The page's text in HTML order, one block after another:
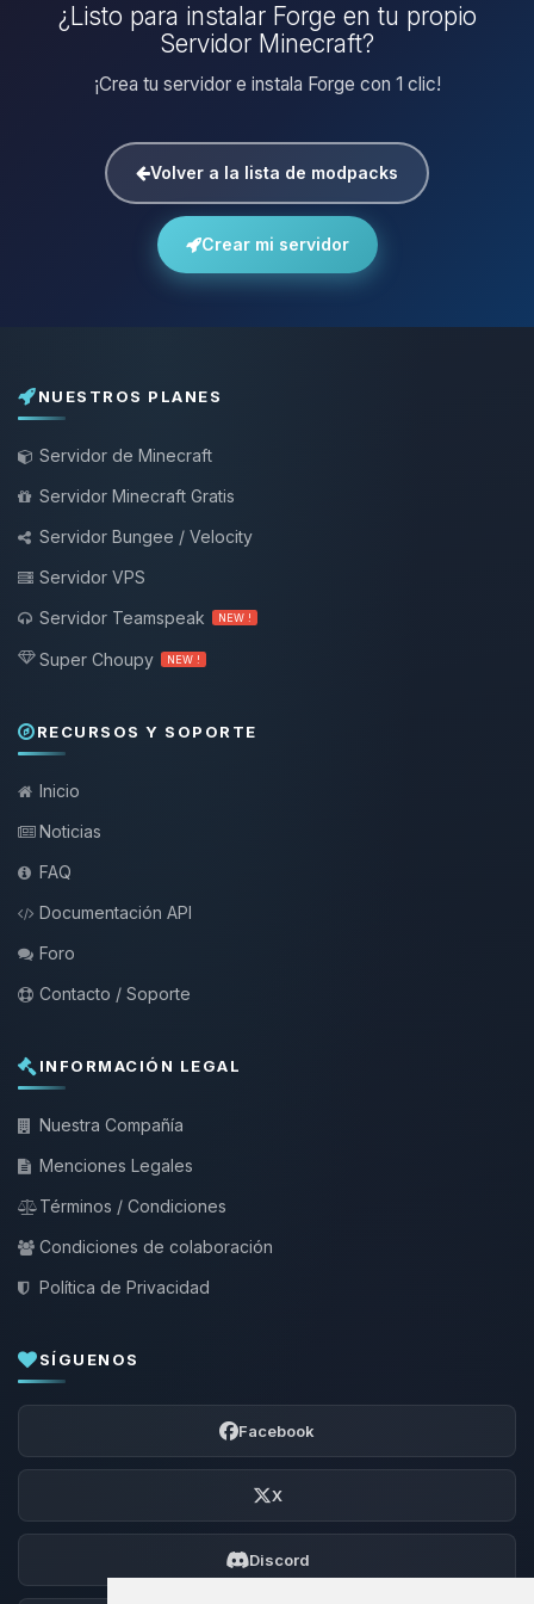
¿Listo para instalar Forge en tu propio
Servidor Minecraft?
¡Crea tu servidor e instala Forge con 1 clic!
Volver a la lista de modpacks
Crear mi servidor
NUESTROS PLANES
Servidor de Minecraft
Servidor Minecraft Gratis
Servidor Bungee / Velocity
Servidor VPS
Servidor Teamspeak
NEW !
Super Choupy NEW !
RECURSOS Y SOPORTE
Inicio
Noticias
FAQ
Documentación API
Foro
Contacto / Soporte
INFORMACIÓN LEGAL
Nuestra Compañía
Menciones Legales
Términos / Condiciones
Condiciones de colaboración
Política de Privacidad
SÍGUENOS
Facebook
X
Discord